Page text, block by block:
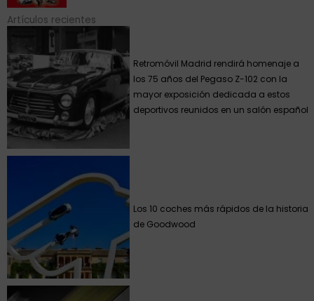
Artículos recientes
Retromóvil Madrid rendirá homenaje a
los 75 años del Pegaso Z-102 con la
mayor exposición dedicada a estos
deportivos reunidos en un salón español
Los 10 coches más rápidos de la historia
de Goodwood